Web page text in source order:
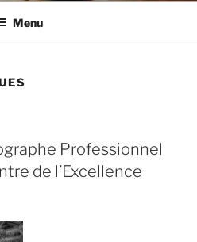
Menu
Professionnel
de l’Excellence